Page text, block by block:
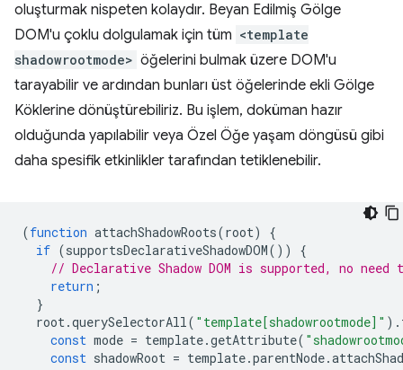
oluşturmak nispeten kolaydır. Beyan Edilmiş Gölge
DOM'u çoklu dolgulamak için tüm <template
shadowrootmode> öğelerini bulmak üzere DOM'u
tarayabilir ve ardından bunları üst öğelerinde ekli Gölge
Köklerine dönüştürebiliriz. Bu işlem, doküman hazır
olduğunda yapılabilir veya Özel Öğe yaşam döngüsü gibi
daha spesifik etkinlikler tarafından tetiklenebilir.
(function attachShadowRoots(root)
{
if (supportsDeclarativeShadowDOM())
{
// Declarative Shadow DOM is supported, no
return ;
}
root.querySelectorAll( "template[shadowrootmode]" ).
const mode = template.getAttribute(
const shadowRoot = template.parentNode.